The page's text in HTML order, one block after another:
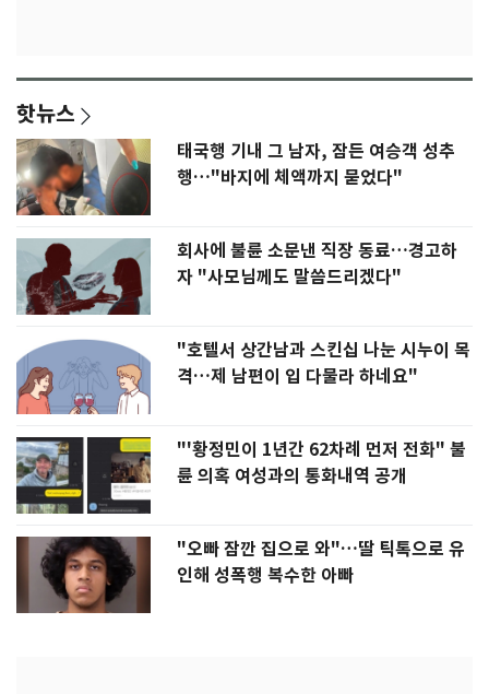
핫뉴스
태국행 기내 그 남자, 잠든 여승객 성추
행…"바지에 체액까지 묻었다"
회사에 불륜 소문낸 직장 동료…경고하
자 "사모님께도 말씀드리겠다"
"호텔서 상간남과 스킨십 나눈 시누이 목
격…제 남편이 입 다물라 하네요"
"'황정민이 1년간 62차례 먼저 전화" 불
륜 의혹 여성과의 통화내역 공개
"오빠 잠깐 집으로 와"…딸 틱톡으로 유
인해 성폭행 복수한 아빠